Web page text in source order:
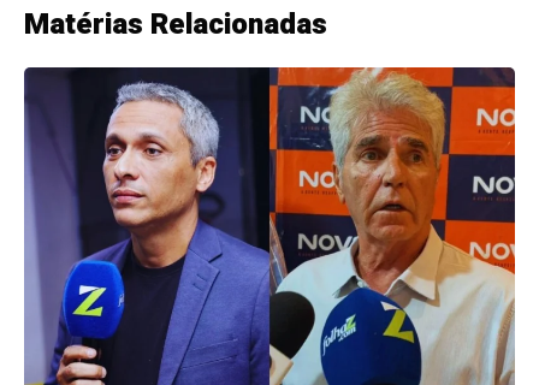
Matérias Relacionadas